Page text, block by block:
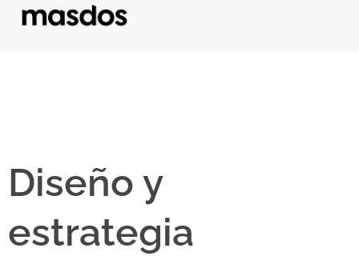
Diseño y
estrategia